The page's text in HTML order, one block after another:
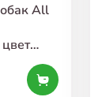
All